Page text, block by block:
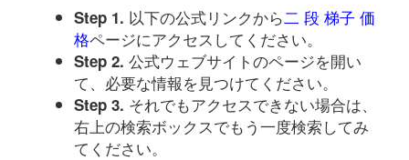
Step 1. 以下の公式リンクから二 段 梯子 価
格ページにアクセスしてください。
Step 2. 公式ウェブサイトのページを開い
て、必要な情報を見つけてください。
Step 3. それでもアクセスできない場合は、
右上の検索ボックスでもう一度検索してみ
てください。